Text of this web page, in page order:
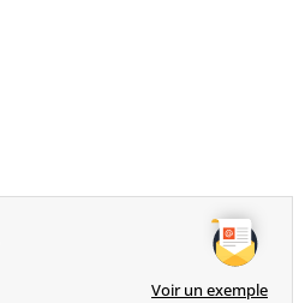
Voir un exemple